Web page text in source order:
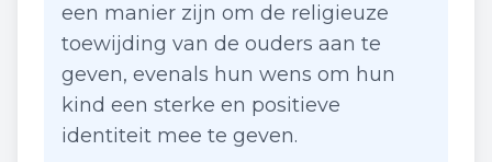
een manier zijn om de religieuze
toewijding van de ouders aan te
geven, evenals hun wens om hun
kind een sterke en positieve
identiteit mee te geven.